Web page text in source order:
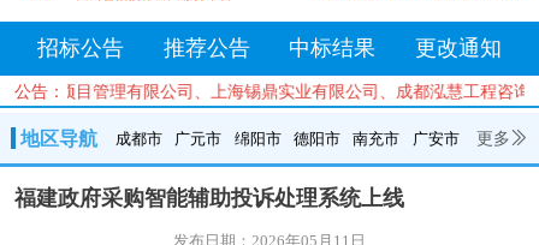
招标公告 推荐公告 中标结果 更改通知
公告：目管理有限公司、上海锡鼎实业有限公司、成都泓慧工程
地区导航 成都市 广元市 绵阳市 德阳市 南充市 广安市 更多
成都市 广元市 绵阳市 德阳市 南充市 广安市
福建政府采购智能辅助投诉处理系统上线
发布日期：2026年05月11日